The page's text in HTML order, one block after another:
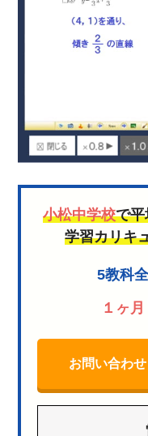
小松中学校で平
学習カリキ
5教科
１ヶ月
お問い合わせ